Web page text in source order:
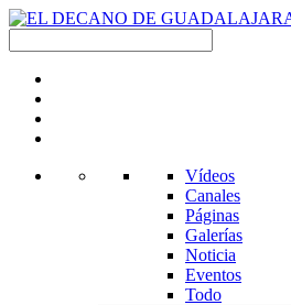
Vídeos
Canales
Páginas
Galerías
Noticia
Eventos
Todo